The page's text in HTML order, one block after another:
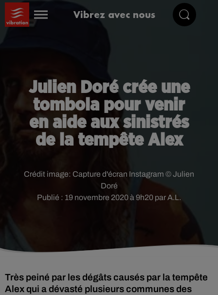
Vibrez avec nous
Julien Doré crée une
tombola pour venir
en aide aux sinistrés
de la tempête Alex
Publié : 19 novembre 2020 à 9h20 par A.L.
Crédit image: Capture d'écran Instagram © Julien
Doré
Très peiné par les dégâts causés par la tempête
Alex qui a dévasté plusieurs communes des